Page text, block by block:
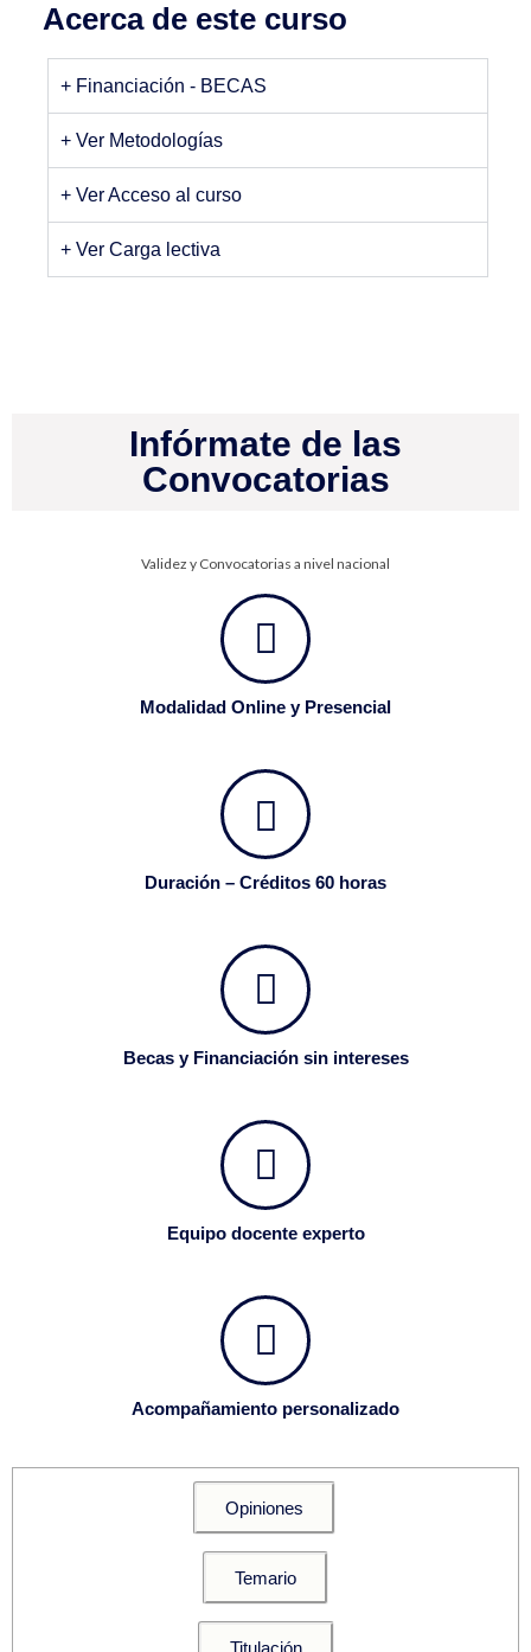
Acerca de este curso
+ Financiación - BECAS
+ Ver Metodologías
+ Ver Acceso al curso
+ Ver Carga lectiva
Infórmate de las
Convocatorias
Validez y Convocatorias a nivel nacional
Modalidad Online y Presencial
Duración – Créditos 60 horas
Becas y Financiación sin intereses
Equipo docente experto
Acompañamiento personalizado
Opiniones
Temario